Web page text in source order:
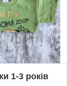
1-3 років